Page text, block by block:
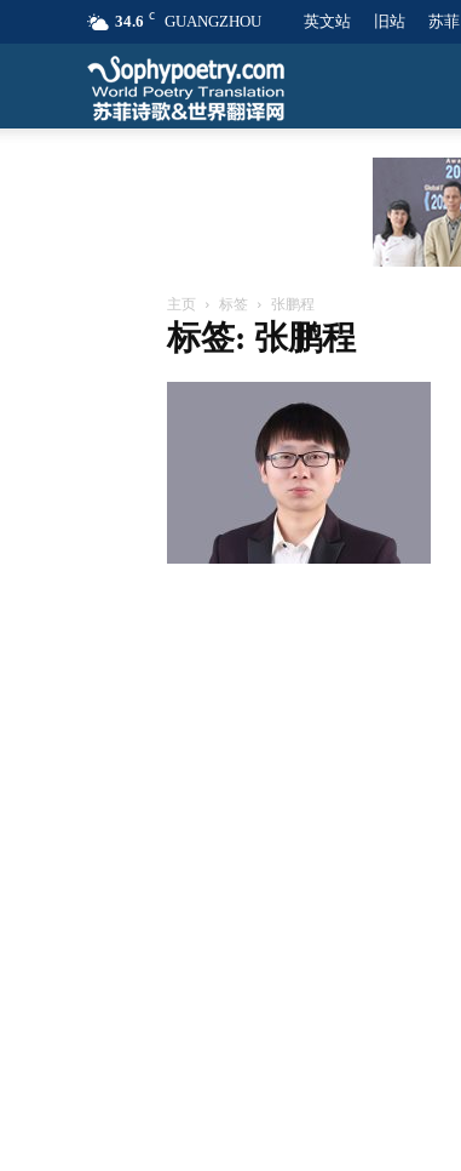
34.6 C GUANGZHOU 英文站 旧站 苏菲
歌
&
世
主页 标签 张鹏程
标签: 张鹏程